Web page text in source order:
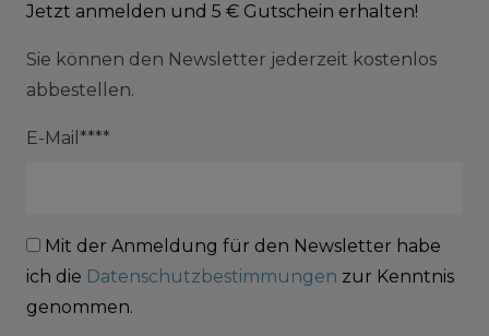
Jetzt anmelden und 5 € Gutschein erhalten!
Sie können den Newsletter jederzeit kostenlos
abbestellen.
E-Mail****
Mit der Anmeldung für den Newsletter habe
ich die Datenschutzbestimmungen zur Kenntnis
genommen.